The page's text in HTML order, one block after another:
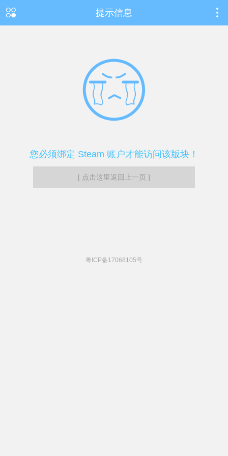
提示信息
您必须绑定 Steam 账户才能访问该版块！
[ 点击这里返回上一页 ]
粤ICP备17068105号